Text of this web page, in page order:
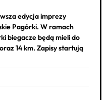
edycja imprezy
Pagórki. W ramach
biegacze będą mieli do
14 km. Zapisy startują